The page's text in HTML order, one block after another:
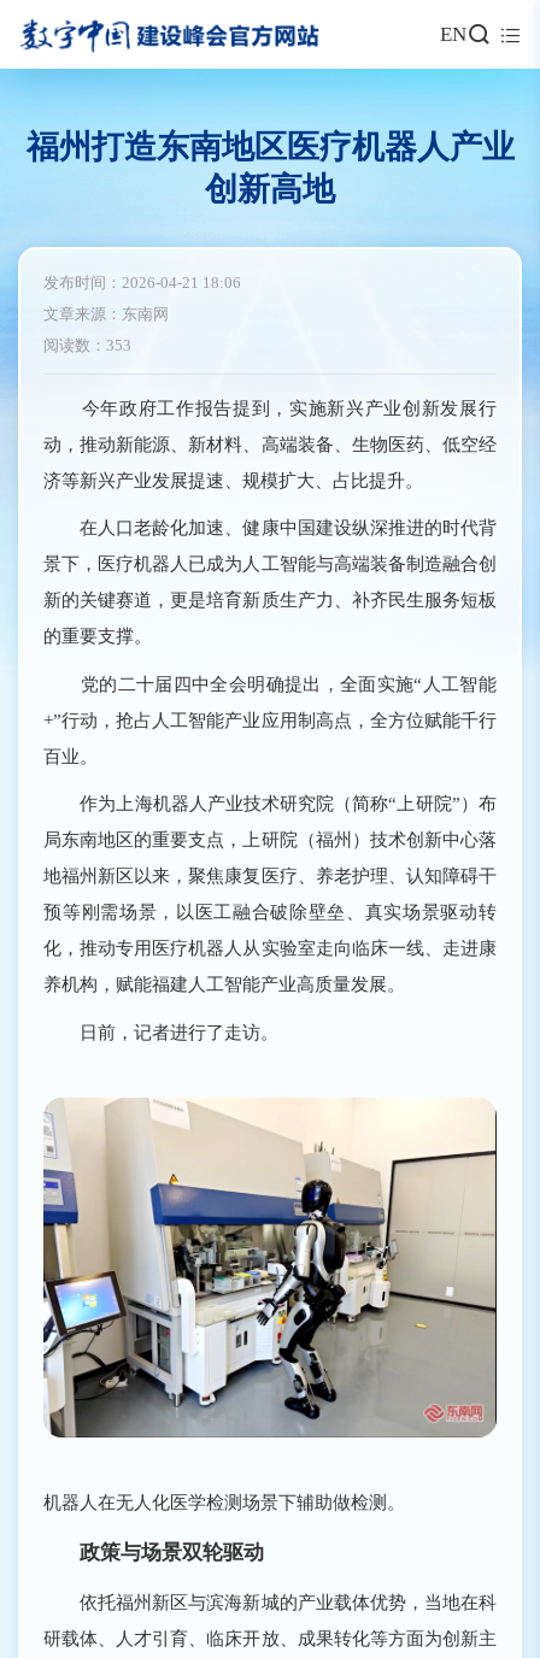
EN
福州打造东南地区医疗机器人产业
创新高地
发布时间：2026-04-21 18:06
文章来源：东南网
阅读数：353
今年政府工作报告提到，实施新兴产业创新发展行
动，推动新能源、新材料、高端装备、生物医药、低空经
济等新兴产业发展提速、规模扩大、占比提升。
在人口老龄化加速、健康中国建设纵深推进的时代背
景下，医疗机器人已成为人工智能与高端装备制造融合创
新的关键赛道，更是培育新质生产力、补齐民生服务短板
的重要支撑。
党的二十届四中全会明确提出，全面实施“人工智能
+”行动，抢占人工智能产业应用制高点，全方位赋能千行
百业。
作为上海机器人产业技术研究院（简称“上研院”）布
局东南地区的重要支点，上研院（福州）技术创新中心落
地福州新区以来，聚焦康复医疗、养老护理、认知障碍干
预等刚需场景，以医工融合破除壁垒、真实场景驱动转
化，推动专用医疗机器人从实验室走向临床一线、走进康
养机构，赋能福建人工智能产业高质量发展。
日前，记者进行了走访。
机器人在无人化医学检测场景下辅助做检测。
政策与场景双轮驱动
依托福州新区与滨海新城的产业载体优势，当地在科
研载体、人才引育、临床开放、成果转化等方面为创新主